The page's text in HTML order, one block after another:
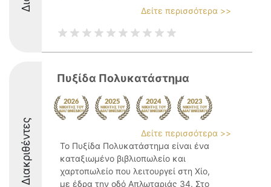
Δείτε περισσότερα >>
Διακριθέντες
Πυξίδα Πολυκατάστημα
Δείτε περισσότερα >>
Το Πυξίδα Πολυκατάστημα είναι ένα
καταξιωμένο βιβλιοπωλείο και
χαρτοπωλείο που λειτουργεί στη Χίο,
με έδρα την οδό Απλωταριάς 34. Στο